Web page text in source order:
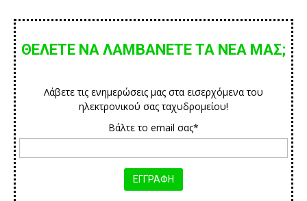
ΘΕΛΕΤΕ ΝΑ ΛΑΜΒΑΝΕΤΕ ΤΑ ΝΕΑ ΜΑΣ;
Λάβετε τις ενημερώσεις μας στα εισερχόμενα του
ηλεκτρονικού σας ταχυδρομείου!
Βάλτε το email σας*